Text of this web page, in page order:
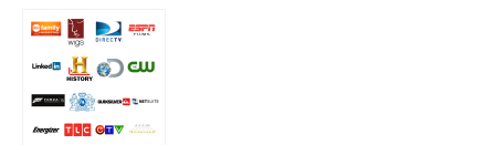
ドラマ
『Younger（サ
バヨミ大作
戦！）』でフィー
チャーされました